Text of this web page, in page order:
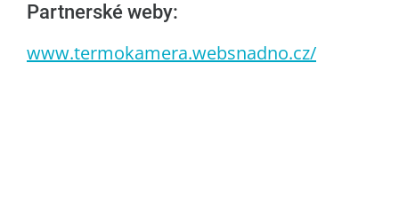
Partnerské weby:
www.termokamera.websnadno.cz/